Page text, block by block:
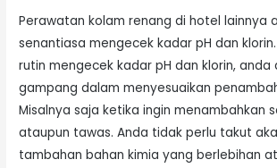
Perawatan kolam renang di hotel lainnya
senantiasa mengecek kadar pH dan
rutin mengecek kadar pH dan klorin, anda
gampang dalam menyesuaikan
Misalnya saja ketika ingin menambahkan
ataupun tawas. Anda tidak perlu takut
tambahan bahan kimia yang berlebihan